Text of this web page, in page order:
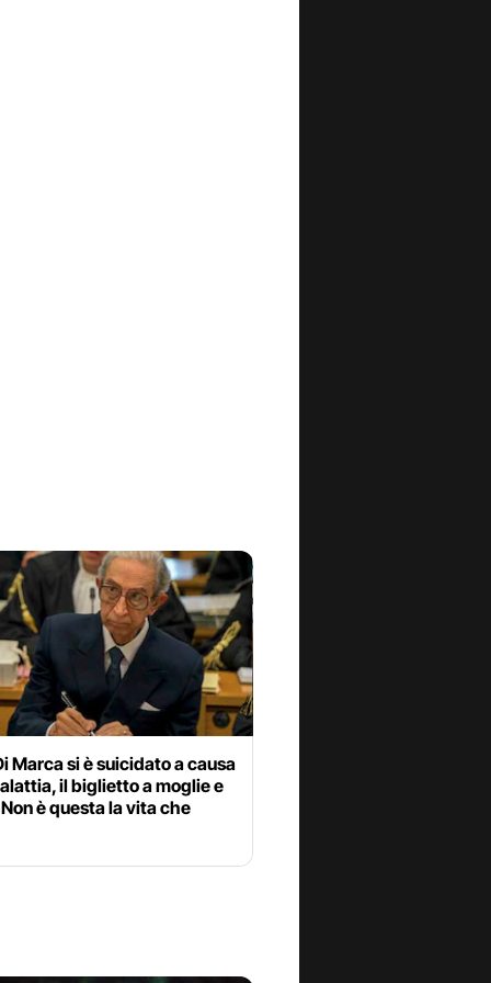
Marca si è suicidato a causa
il biglietto a moglie e
è questa la vita che